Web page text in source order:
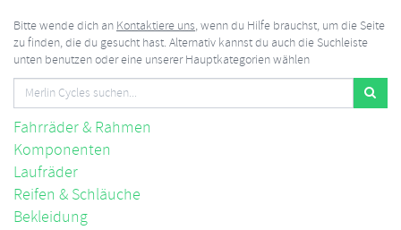
Bitte wende dich anKontaktiere uns, wenn du Hilfe brauchst, um die Seite
zu finden, die du gesucht hast. Alternativ kannst du auch die Suchleiste
unten benutzen oder eine unserer Hauptkategorien wählen
Fahrräder & Rahmen
Komponenten
Laufräder
Reifen & Schläuche
Bekleidung